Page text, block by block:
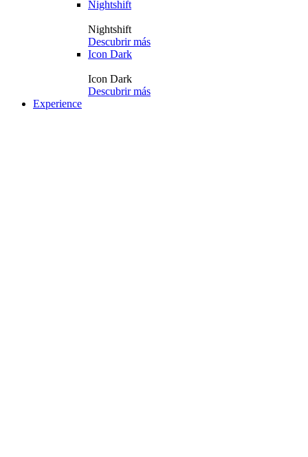
Nightshift
Nightshift
Descubrir más
Icon Dark
Icon Dark
Descubrir más
Experience